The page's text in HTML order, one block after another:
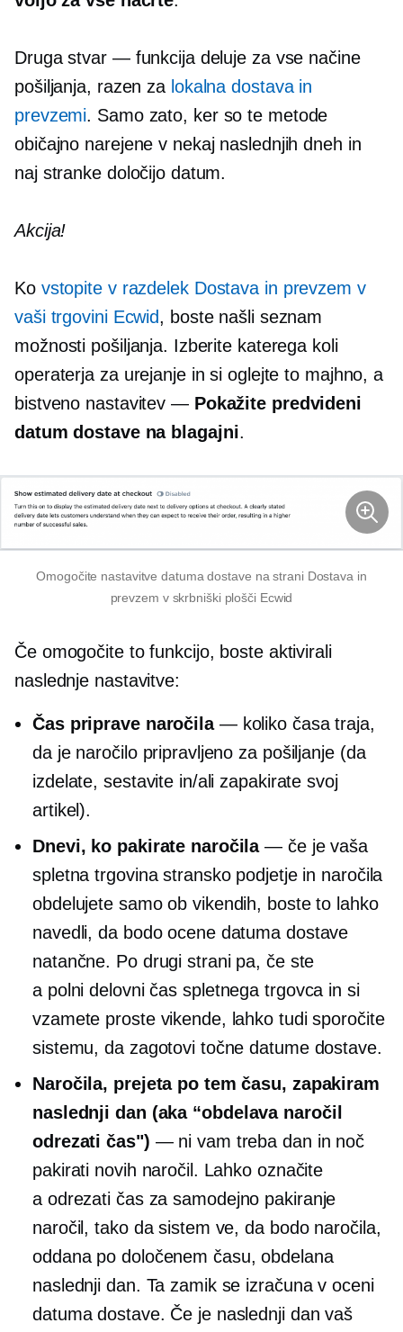
Druga stvar — funkcija deluje za vse načine
pošiljanja, razen za lokalna dostava in
prevzemi. Samo zato, ker so te metode
običajno narejene v nekaj naslednjih dneh in
naj stranke določijo datum.
Akcija!
Ko vstopite v razdelek Dostava in prevzem v
vaši trgovini Ecwid, boste našli seznam
možnosti pošiljanja. Izberite katerega koli
operaterja za urejanje in si oglejte to majhno, a
bistveno nastavitev — Pokažite predvideni
datum dostave na blagajni.
Omogočite nastavitve datuma dostave na strani Dostava in
prevzem v skrbniški plošči Ecwid
Če omogočite to funkcijo, boste aktivirali
naslednje nastavitve:
Čas priprave naročila— koliko časa traja,
da je naročilo pripravljeno za pošiljanje (da
izdelate, sestavite in/ali zapakirate svoj
artikel).
Dnevi, ko pakirate naročila— če je vaša
spletna trgovina stransko podjetje in naročila
obdelujete samo ob vikendih, boste to lahko
navedli, da bodo ocene datuma dostave
natančne. Po drugi strani pa, če ste
a polni delovni čas spletnega trgovca in si
vzamete proste vikende, lahko tudi sporočite
sistemu, da zagotovi točne datume dostave.
Naročila, prejeta po tem času, zapakiram
naslednji dan (aka “obdelava naročil
odrezati čas") — ni vam treba dan in noč
pakirati novih naročil. Lahko označite
a odrezati čas za samodejno pakiranje
naročil, tako da sistem ve, da bodo naročila,
oddana po določenem času, obdelana
naslednji dan. Ta zamik se izračuna v oceni
datuma dostave. Če je naslednji dan vaš